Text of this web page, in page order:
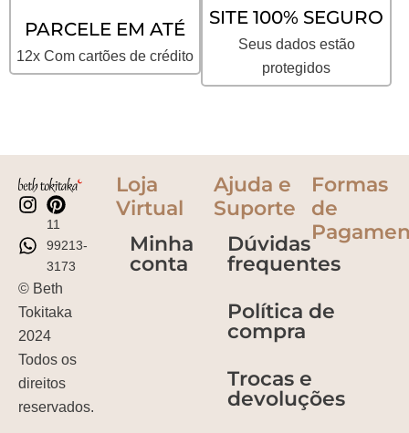
PARCELE EM ATÉ
12x Com cartões de crédito
SITE 100% SEGURO
Seus dados estão
protegidos
11
99213-
3173
© Beth
Tokitaka
2024
Todos os
direitos
reservados.
Loja
Virtual
Minha
conta
Ajuda e
Suporte
Dúvidas
frequentes
Política de
compra
Trocas e
devoluções
Formas
de